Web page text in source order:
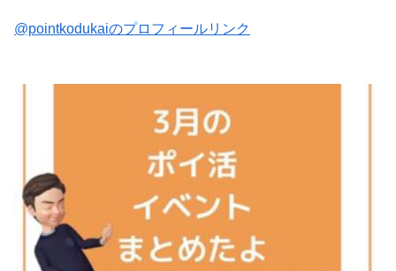
@pointkodukaiのプロフィールリンク